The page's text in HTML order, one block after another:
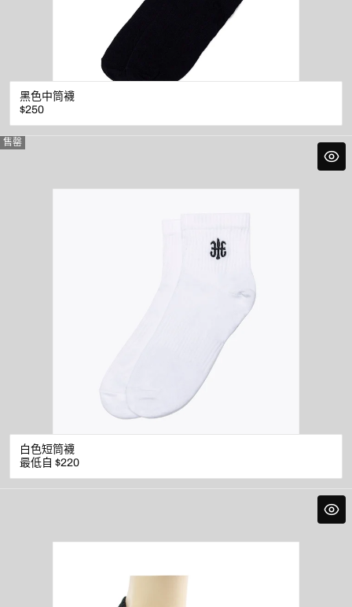
黑色中筒襪
原
價
$250
售罄
白色短筒襪
原
價
最低自 $220